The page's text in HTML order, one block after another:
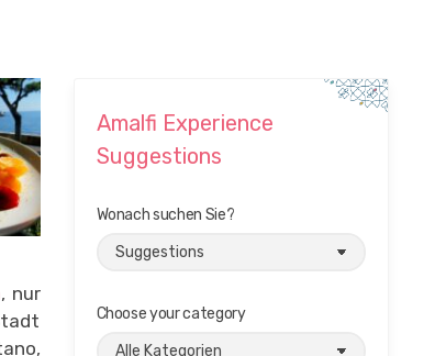
, nur
Amalfi Experience
Suggestions
Wonach suchen Sie?
Choose your category